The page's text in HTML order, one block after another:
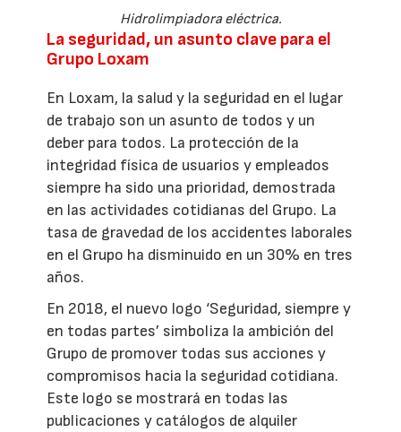
Hidrolimpiadora eléctrica.
La seguridad, un asunto clave para el
Grupo Loxam
En Loxam, la salud y la seguridad en el lugar
de trabajo son un asunto de todos y un
deber para todos. La protección de la
integridad física de usuarios y empleados
siempre ha sido una prioridad, demostrada
en las actividades cotidianas del Grupo. La
tasa de gravedad de los accidentes laborales
en el Grupo ha disminuido en un 30% en tres
años.
En 2018, el nuevo logo ‘Seguridad, siempre y
en todas partes’ simboliza la ambición del
Grupo de promover todas sus acciones y
compromisos hacia la seguridad cotidiana.
Este logo se mostrará en todas las
publicaciones y catálogos de alquiler